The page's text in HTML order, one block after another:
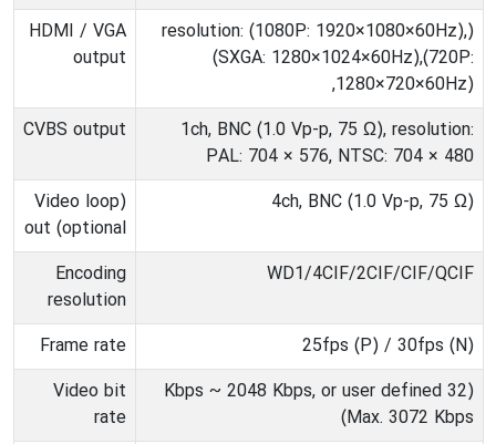
(resolution: (1080P: 1920×1080×60Hz),
(SXGA: 1280×1024×60Hz),(720P:
1280×720×60Hz),
HDMI / VGA
output
1ch, BNC (1.0 Vp-p, 75 Ω), resolution:
PAL: 704 × 576, NTSC: 704 × 480
CVBS output
(4ch, BNC (1.0 Vp-p, 75 Ω
(Video loop
out (optional
WD1/4CIF/2CIF/CIF/QCIF
Encoding
resolution
(25fps (P) / 30fps (N
Frame rate
(32 Kbps ~ 2048 Kbps, or user defined
(Max. 3072 Kbps
Video bit
rate